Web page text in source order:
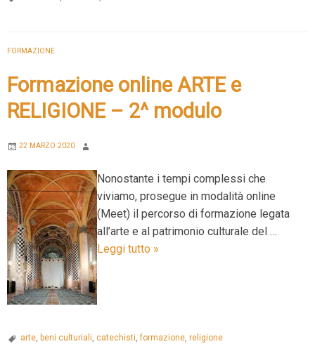
FORMAZIONE
Formazione online ARTE e
RELIGIONE – 2^ modulo
22 MARZO 2020
Nonostante i tempi complessi che
viviamo, prosegue in modalità online
(Meet) il percorso di formazione legata
all’arte e al patrimonio culturale del …
Leggi tutto Formazione
–
»
arte, beni culturiali, catechisti,formazione, religione